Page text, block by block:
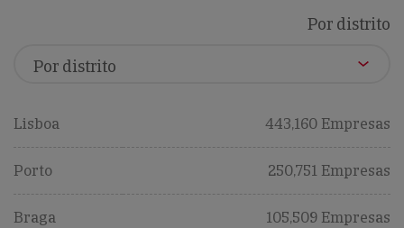
Por distrito
Lisboa 443,160 Empresas
Porto 250,751 Empresas
Braga 105,509 Empresas